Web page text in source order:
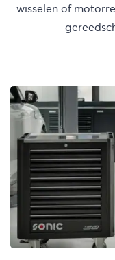
wisselen of